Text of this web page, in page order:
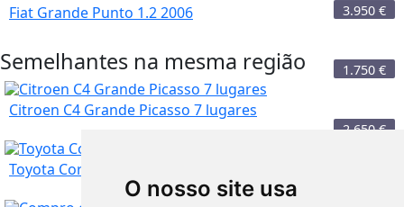
O nosso site usa
3.950 €
1.750 €
Fiat Grande Punto 1.2 2006
2.650 €
Semelhantes na mesma região
Citroen C4 Grande Picasso 7 lugares
Toyota Corolla Starvan Diesel 2 lugares